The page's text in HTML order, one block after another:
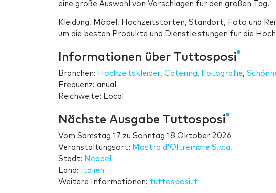
eine große Auswahl von Vorschlägen für den großen Tag.
Kleidung, Möbel, Hochzeitstorten, Standort, Foto und
um die besten Produkte und Dienstleistungen für die
Informationen über Tuttosposi
Branchen: Hochzeitskleider, Catering, Fotografie,
Frequenz: anual
Reichweite: Local
Nächste Ausgabe Tuttosposi
Vom Samstag 17 zu Sonntag 18 Oktober 2026
Veranstaltungsort: Mostra d'Oltremare S.p.a.
Stadt: Neapel
Land:
Italien
Weitere Informationen: tuttosposi.it